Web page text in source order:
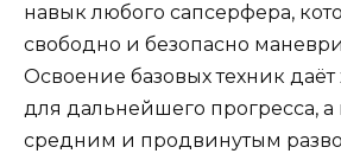
навык любого сапсерфера,
свободно и безопасно
Освоение базовых техник
для дальнейшего прогресса, а
средним и продвинутым